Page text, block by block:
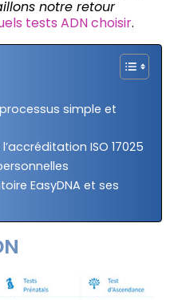
notre retour
tests ADN choisir.
processus simple et
ISO 17025
EasyDNA et ses